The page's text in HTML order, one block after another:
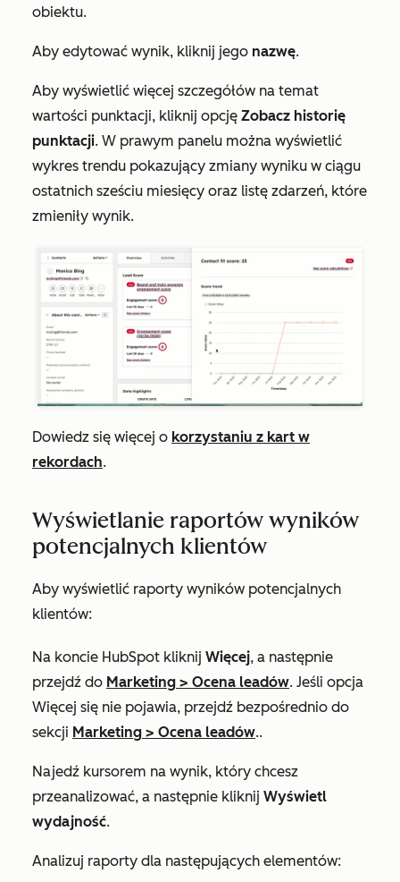
obiektu.
Aby edytować wynik, kliknij jego nazwę.
Aby wyświetlić więcej szczegółów na temat
wartości punktacji, kliknij opcję Zobacz historię
punktacji. W prawym panelu można wyświetlić
wykres trendu pokazujący zmiany wyniku w ciągu
ostatnich sześciu miesięcy oraz listę zdarzeń, które
zmieniły wynik.
Dowiedz się więcej o korzystaniu z kart w
rekordach.
Wyświetlanie raportów wyników
potencjalnych klientów
Aby wyświetlić raporty wyników potencjalnych
klientów:
Na koncie HubSpot kliknij Więcej, a następnie
przejdź do Marketing > Ocena leadów. Jeśli opcja
Więcej się nie pojawia, przejdź bezpośrednio do
sekcji Marketing > Ocena leadów..
Najedź kursorem na wynik, który chcesz
przeanalizować, a następnie kliknij Wyświetl
wydajność.
Analizuj raporty dla następujących elementów: